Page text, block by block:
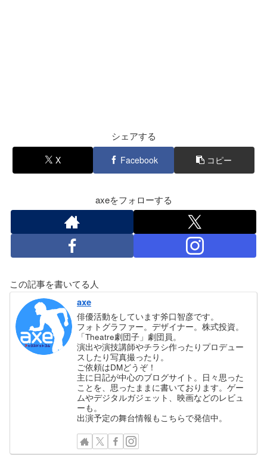
シェアする
X Facebook コピー
axeをフォローする
この記事を書いてる人
axe
俳優活動をしています斧口智彦です。
フォトグラファー。デザイナー。株式投資。
「Theatre劇団子」劇団員。
演出や演技講師やチラシ作ったりプロデュー
スしたり写真撮ったり。
ご依頼はDMどうぞ！
主に日記が中心のブログサイト。日々思った
ことを、思ったままに書いております。ゲー
ムやデジタルガジェット、映画などのレビュ
ーも。
出演予定の舞台情報もこちらで発信中。